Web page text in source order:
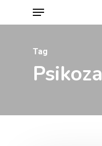
to
Menu
Tag
Psikoza